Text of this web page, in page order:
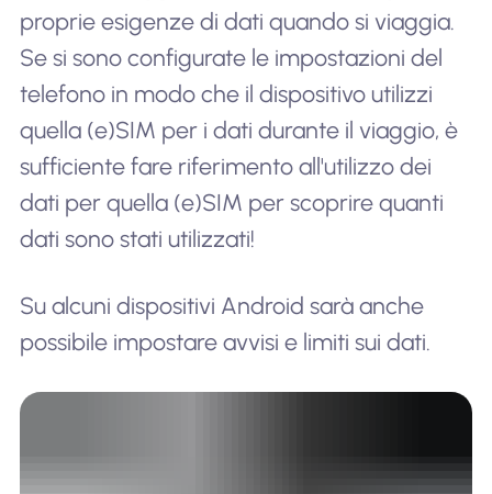
proprie esigenze di dati quando si viaggia.
Se si sono configurate le impostazioni del
telefono in modo che il dispositivo utilizzi
quella (e)SIM per i dati durante il viaggio, è
sufficiente fare riferimento all'utilizzo dei
dati per quella (e)SIM per scoprire quanti
dati sono stati utilizzati!
Su alcuni dispositivi Android sarà anche
possibile impostare avvisi e limiti sui dati.